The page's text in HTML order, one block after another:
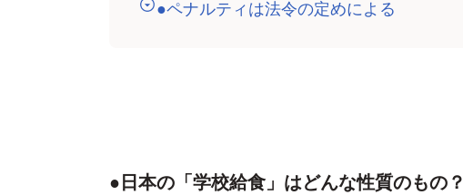
●ペナルティは法令の定めによる
●日本の「学校給食」はどんな性質のもの？